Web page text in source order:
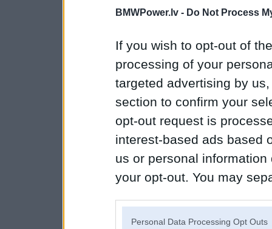
BMWPower.lv - Do Not Process
If you wish to opt-out of
processing of your
targeted advertising by
section to confirm your
opt-out request is
interest-based ads based
us or personal
your opt-out. You may
Personal Data Processing Opt Outs